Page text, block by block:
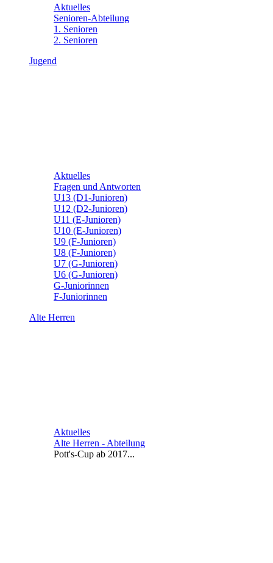
Aktuelles
Senioren-Abteilung
1. Senioren
2. Senioren
Jugend
Aktuelles
Fragen und Antworten
U13 (D1-Junioren)
U12 (D2-Junioren)
U11 (E-Junioren)
U10 (E-Junioren)
U9 (F-Junioren)
U8 (F-Junioren)
U7 (G-Junioren)
U6 (G-Junioren)
G-Juniorinnen
F-Juniorinnen
Alte Herren
Aktuelles
Alte Herren - Abteilung
Pott's-Cup ab 2017...